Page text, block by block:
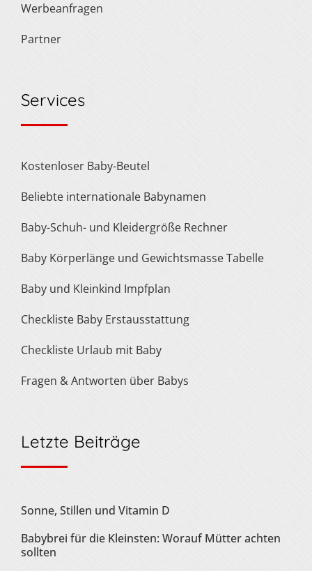
Werbeanfragen
Partner
Services
Kostenloser Baby-Beutel
Beliebte internationale Babynamen
Baby-Schuh- und Kleidergröße Rechner
Baby Körperlänge und Gewichtsmasse Tabelle
Baby und Kleinkind Impfplan
Checkliste Baby Erstausstattung
Checkliste Urlaub mit Baby
Fragen & Antworten über Babys
Letzte Beiträge
Sonne, Stillen und Vitamin D
Babybrei für die Kleinsten: Worauf Mütter achten
sollten